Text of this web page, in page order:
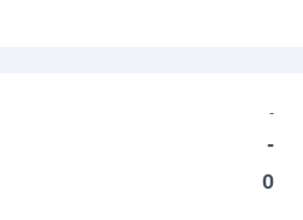
-
-
0